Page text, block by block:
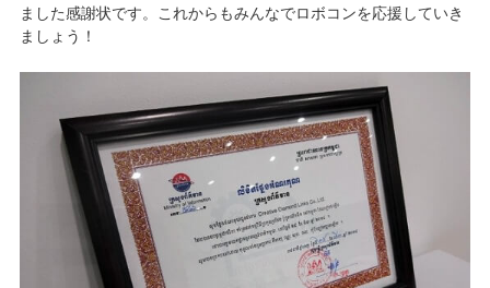
ました感謝状です。これからもみんなでロボコンを応援していき
ましょう！